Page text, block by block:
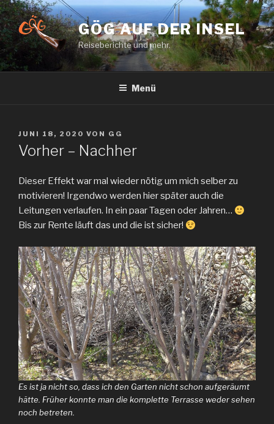
Zum
Inhalt
springen
GÖG AUF DER INSEL
Reiseberichte und mehr.
Menü
VERÖFFENTLICHT
AM
JUNI 18, 2020 VON GG
Vorher – Nachher
Dieser Effekt war mal wieder nötig um mich selber zu
motivieren! Irgendwo werden hier später auch die
Leitungen verlaufen. In ein paar Tagen oder Jahren…
Bis zur Rente läuft das und die ist sicher!
Es ist ja nicht so, dass ich den Garten nicht schon aufgeräumt
hätte. Früher konnte man die komplette Terrasse weder sehen
noch betreten.